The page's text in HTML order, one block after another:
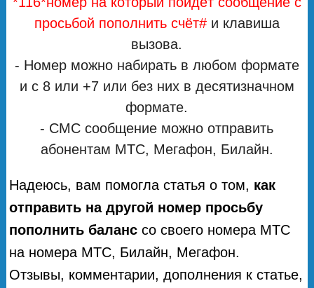
просьбой пополнить счёт#и клавиша
вызова.
- Номер можно набирать в любом формате
и с 8 или +7 или без них в десятизначном
формате.
- СМС сообщение можно отправить
абонентам МТС, Мегафон, Билайн.
Надеюсь, вам помогла статья о том, как
отправить на другой номер просьбу
пополнить баланс со своего номера МТС
на номера МТС, Билайн, Мегафон.
Отзывы, комментарии, дополнения к статье,